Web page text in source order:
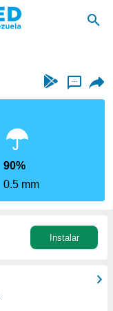
...
90%
0.5 mm
Instalar